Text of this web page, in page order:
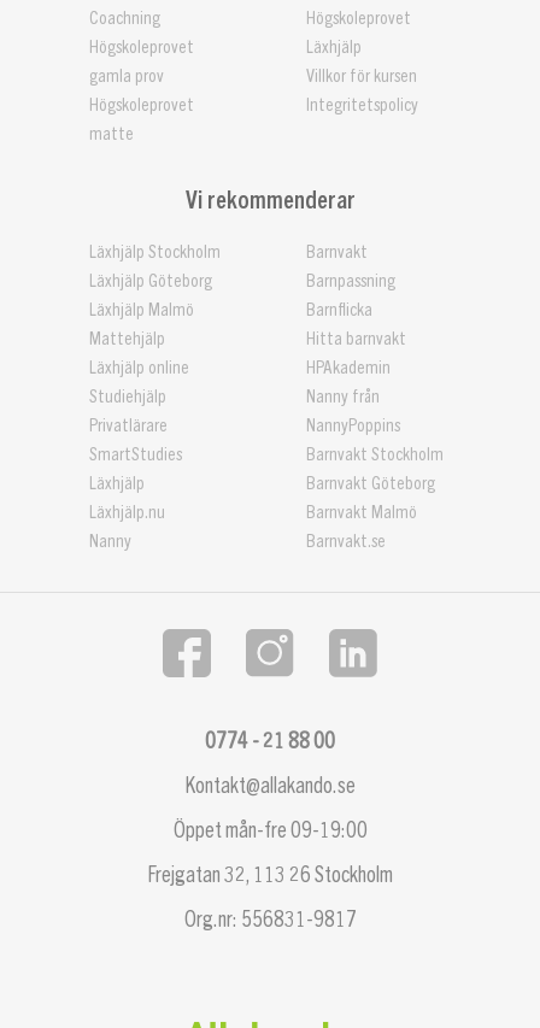
Coachning
Högskoleprovet
gamla prov
Högskoleprovet
matte
Högskoleprovet
Läxhjälp
Villkor för kursen
Integritetspolicy
Vi rekommenderar
Läxhjälp Stockholm
Läxhjälp Göteborg
Läxhjälp Malmö
Mattehjälp
Läxhjälp online
Studiehjälp
Privatlärare
SmartStudies
Läxhjälp
Läxhjälp.nu
Nanny
Barnvakt
Barnpassning
Barnflicka
Hitta barnvakt
HPAkademin
Nanny från
NannyPoppins
Barnvakt Stockholm
Barnvakt Göteborg
Barnvakt Malmö
Barnvakt.se
Kontakt@allakando.se
0774 - 21 88 00
Öppet mån-fre 09-19:00
Frejgatan 32, 113 26 Stockholm
Org.nr: 556831-9817